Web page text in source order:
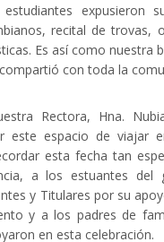
estudiantes expusieron
recital de trovas,
Es así como nuestra
con toda la
Rectora, Hna.
este espacio de viajar
esta fecha tan
a los estuantes del
y Titulares por su
y a los padres de
en esta celebración.